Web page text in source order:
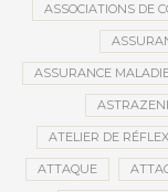
ASSOCIATIONS DE
ASSURANCE
ATELIER DE
ATTAQUE